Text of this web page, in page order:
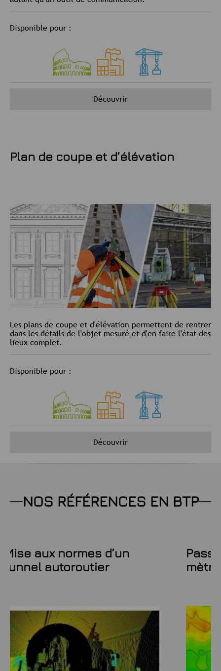
Disponible pour :
Découvrir
Plan de coupe et d’élévation
Les plans de coupe et d'élévation permettent de rentrer
dans les détails de l'objet mesuré et d'en faire l'état des
lieux complet.
Disponible pour :
Découvrir
NOS RÉFÉRENCES EN BTP
Mise aux normes d’un
tunnel autoroutier